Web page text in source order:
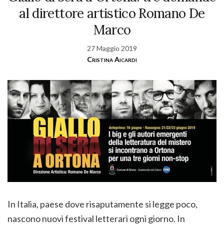
al direttore artistico Romano De
Marco
27 Maggio 2019
Cristina Aicardi
In Italia, paese dove risaputamente si legge poco,
nascono nuovi festival letterari ogni giorno. In